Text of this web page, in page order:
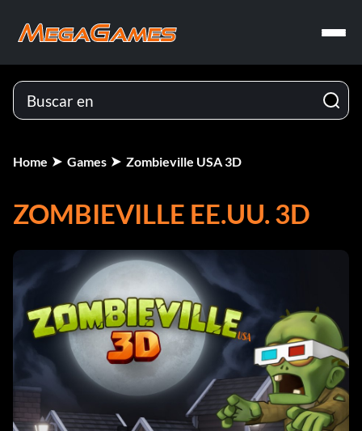
Home Games Zombieville USA 3D
ZOMBIEVILLE EE.UU. 3D